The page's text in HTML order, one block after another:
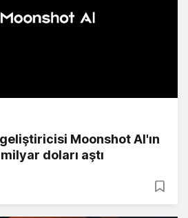
Moonshot AI'ın
doları aştı